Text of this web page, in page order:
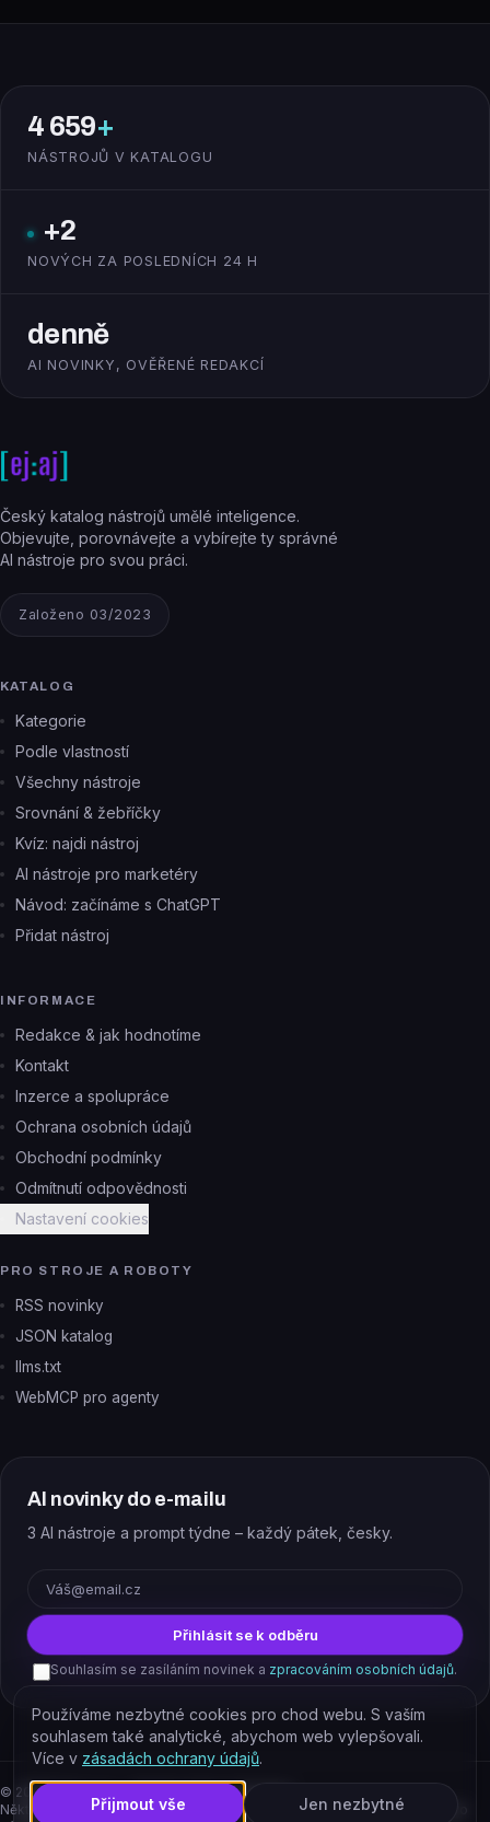
4 659+
NÁSTROJŮ V KATALOGU
+2
NOVÝCH ZA POSLEDNÍCH 24 H
denně
AI NOVINKY, OVĚŘENÉ REDAKCÍ
Český katalog nástrojů umělé inteligence.
Objevujte, porovnávejte a vybírejte ty správné
AI nástroje pro svou práci.
Založeno 03/2023
KATALOG
Kategorie
Podle vlastností
Všechny nástroje
Srovnání & žebříčky
Kvíz: najdi nástroj
AI nástroje pro marketéry
Návod: začínáme s ChatGPT
Přidat nástroj
INFORMACE
Redakce & jak hodnotíme
Kontakt
Inzerce a spolupráce
Ochrana osobních údajů
Obchodní podmínky
Odmítnutí odpovědnosti
Nastavení cookies
PRO STROJE A ROBOTY
RSS novinky
JSON katalog
llms.txt
WebMCP pro agenty
AI novinky do e-mailu
3 AI nástroje a prompt týdne – každý pátek, česky.
Přihlásit se k odběru
Souhlasím se zasíláním novinek a zpracováním osobních údajů.
© 2026
EJAJ s.r.o. – všechna práva vyhrazena.
Některé odkazy jsou affiliate. Podporujete tím provoz katalogu, cena pro
Používáme nezbytné cookies pro chod webu. S vaším
souhlasem také analytické, abychom web vylepšovali.
Více v zásadách ochrany údajů.
Přijmout vše Jen nezbytné